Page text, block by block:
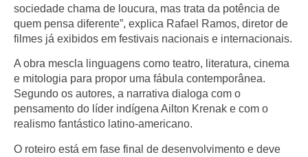
sociedade chama de loucura, mas trata da potência de
quem pensa diferente”, explica Rafael Ramos, diretor de
filmes já exibidos em festivais nacionais e internacionais.
A obra mescla linguagens como teatro, literatura, cinema
e mitologia para propor uma fábula contemporânea.
Segundo os autores, a narrativa dialoga com o
pensamento do líder indígena Ailton Krenak e com o
realismo fantástico latino-americano.
O roteiro está em fase final de desenvolvimento e deve